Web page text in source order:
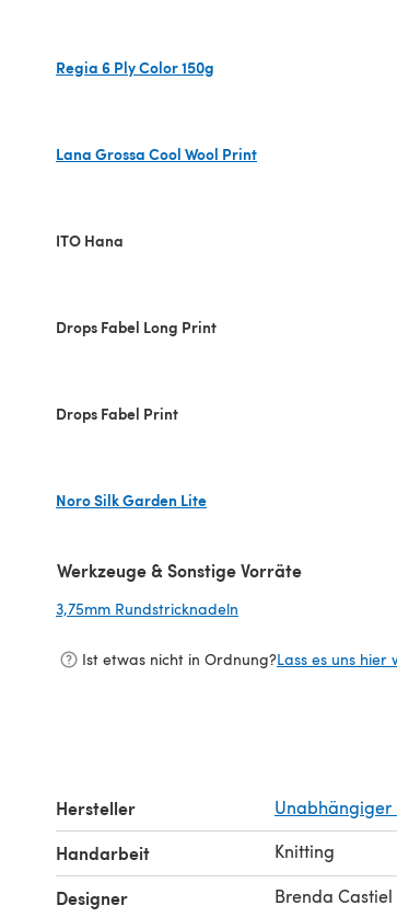
Regia 6 Ply Color 150g
Lana Grossa Cool Wool Print
ITO Hana
Drops Fabel Long Print
Drops Fabel Print
Noro Silk Garden Lite
Werkzeuge & Sonstige Vorräte
3,75mm Rundstricknadeln
Ist etwas nicht in Ordnung?Lass es uns hier
Hersteller Unabhängiger
Handarbeit Knitting
Designer Brenda Castiel